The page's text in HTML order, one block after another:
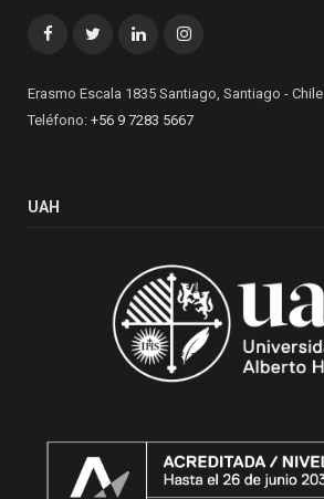
FacebookTwitterLinkedInInstagram
Erasmo Escala 1835 Santiago, Santiago - Chile
Teléfono: +56 9 7283 5667
UAH